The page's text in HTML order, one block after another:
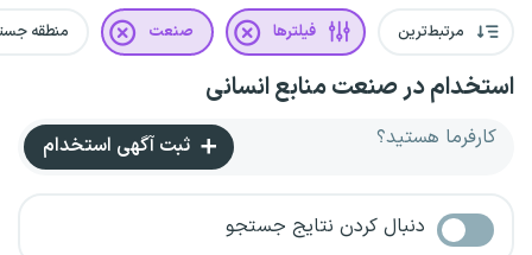
مرتبط‌ترین فیلترها صنعت منطقه
استخدام در صنعت منابع انسانی
کارفرما هستید؟ ثبت آگهی استخدام
دنبال کردن نتایج جستجو